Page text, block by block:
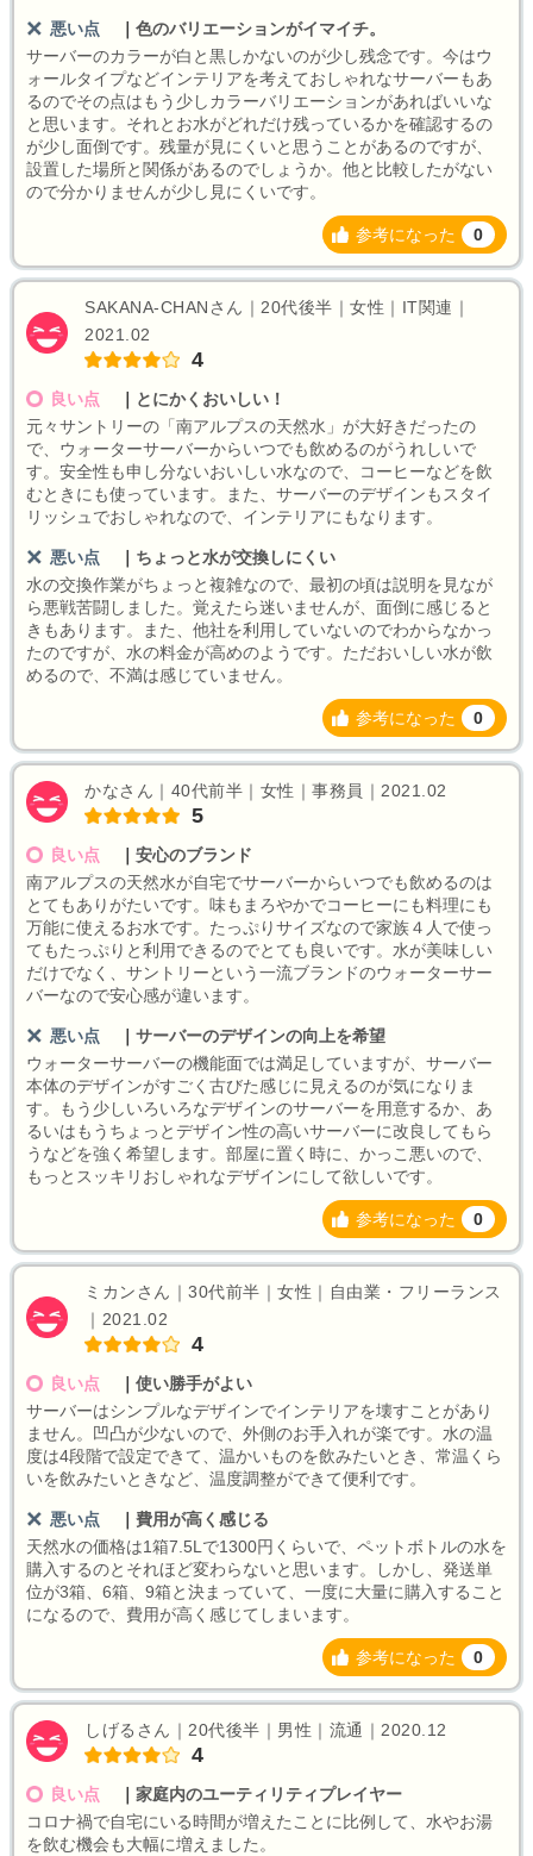
悪い点
色のバリエーションがイマイチ。
サーバーのカラーが白と黒しかないのが少し残念です。今はウ
ォールタイプなどインテリアを考えておしゃれなサーバーもあ
るのでその点はもう少しカラーバリエーションがあればいいな
と思います。それとお水がどれだけ残っているかを確認するの
が少し面倒です。残量が見にくいと思うことがあるのですが、
設置した場所と関係があるのでしょうか。他と比較したがない
ので分かりませんが少し見にくいです。
参考になった 0
SAKANA-CHANさん｜20代後半｜女性｜IT関連｜
2021.02
4
良い点
とにかくおいしい！
元々サントリーの「南アルプスの天然水」が大好きだったの
で、ウォーターサーバーからいつでも飲めるのがうれしいで
す。安全性も申し分ないおいしい水なので、コーヒーなどを飲
むときにも使っています。また、サーバーのデザインもスタイ
リッシュでおしゃれなので、インテリアにもなります。
悪い点
ちょっと水が交換しにくい
水の交換作業がちょっと複雑なので、最初の頃は説明を見なが
ら悪戦苦闘しました。覚えたら迷いませんが、面倒に感じると
きもあります。また、他社を利用していないのでわからなかっ
たのですが、水の料金が高めのようです。ただおいしい水が飲
めるので、不満は感じていません。
参考になった 0
かなさん｜40代前半｜女性｜事務員｜2021.02
5
良い点
安心のブランド
南アルプスの天然水が自宅でサーバーからいつでも飲めるのは
とてもありがたいです。味もまろやかでコーヒーにも料理にも
万能に使えるお水です。たっぷりサイズなので家族４人で使っ
てもたっぷりと利用できるのでとても良いです。水が美味しい
だけでなく、サントリーという一流ブランドのウォーターサー
バーなので安心感が違います。
悪い点
サーバーのデザインの向上を希望
ウォーターサーバーの機能面では満足していますが、サーバー
本体のデザインがすごく古びた感じに見えるのが気になりま
す。もう少しいろいろなデザインのサーバーを用意するか、あ
るいはもうちょっとデザイン性の高いサーバーに改良してもら
うなどを強く希望します。部屋に置く時に、かっこ悪いので、
もっとスッキリおしゃれなデザインにして欲しいです。
参考になった 0
ミカンさん｜30代前半｜女性｜自由業・フリーランス
｜2021.02
4
良い点
使い勝手がよい
サーバーはシンプルなデザインでインテリアを壊すことがあり
ません。凹凸が少ないので、外側のお手入れが楽です。水の温
度は4段階で設定できて、温かいものを飲みたいとき、常温くら
いを飲みたいときなど、温度調整ができて便利です。
悪い点
費用が高く感じる
天然水の価格は1箱7.5Lで1300円くらいで、ペットボトルの水を
購入するのとそれほど変わらないと思います。しかし、発送単
位が3箱、6箱、9箱と決まっていて、一度に大量に購入すること
になるので、費用が高く感じてしまいます。
参考になった 0
しげるさん｜20代後半｜男性｜流通｜2020.12
4
良い点
家庭内のユーティリティプレイヤー
コロナ禍で自宅にいる時間が増えたことに比例して、水やお湯
を飲む機会も大幅に増えました。